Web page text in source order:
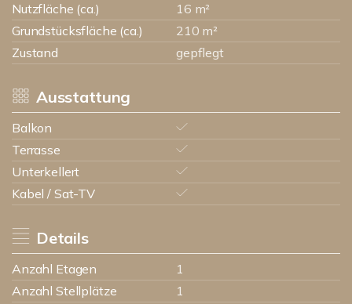
Nutzfläche (ca.)
16 m²
Grundstücksfläche (ca.)
210 m²
Zustand
gepflegt
Ausstattung
Balkon
Terrasse
Unterkellert
Kabel / Sat-TV
Details
Anzahl Etagen
1
Anzahl Stellplätze
1